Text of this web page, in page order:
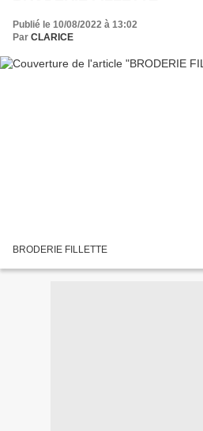
Publié le 10/08/2022 à 13:02
Par CLARICE
BRODERIE FILLETTE